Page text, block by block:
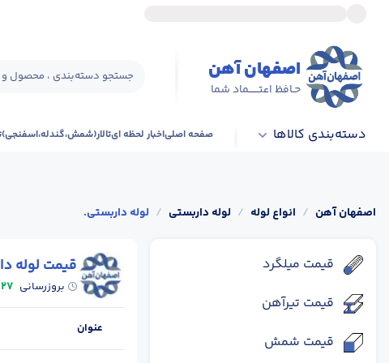
اصفهان آهن
حـافظ اعتــــــماد شما
جستجو دسته‌بندی ، محصول
دسته‌بندی کالاها صفحه اصلیاخبار لحظه ایتالار(شمش،گندله،اسفنجی)
اصفهان آهن / انواع لوله / لوله داربستی / لوله داربستی.
قیمت میلگرد
قیمت تیرآهن
قیمت شمش
قیمت لوله
بروزرسانی
عنوان